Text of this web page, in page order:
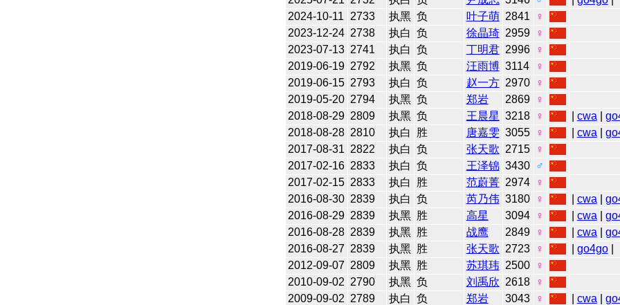
2024-10-11
2733 执黑 负 叶子萌 2841
♀
2023-12-24 2738 执白 负 徐晶琦 2959
♀
2023-07-13 2741 执白 负 丁明君 2996
♀
2019-06-19 2792 执黑 负 汪雨博 3114
♀
2019-06-15 2793 执白 负 赵一方 2970
♀
2019-05-20 2794 执黑 负 郑岩 2869
♀
2018-08-29 2809 执黑 负 王晨星 3218 ♀ cwa
2018-08-28 2810 执白 胜 唐嘉雯 3055 ♀ cwa
2017-08-31 2822 执白 负 张天歌 2715
♀
2017-02-16 2833 执白 负 王泽锦 3430
♂
2017-02-15 2833 执白 胜 范蔚菁 2974
♀
2016-08-30 2839 执白 负 芮乃伟 3180 ♀ cwa
2016-08-29 2839 执黑 胜 高星 3094 ♀ cwa
2016-08-28 2839 执黑 胜 战鹰 2849 ♀ cwa
2016-08-27 2839 执黑 胜 张天歌 2723 ♀ go4go|
2012-09-07 2809 执黑 胜 苏琪玮 2500
♀
2010-09-02 2790 执黑 负 刘禹欣 2618
♀
2009-09-02 2789 执白 负 郑岩 3043 ♀ cwa